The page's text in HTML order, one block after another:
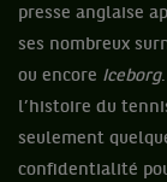
presse anglaise
ses nombreux
ou encore Iceborg
l’histoire du
seulement
confidentialité